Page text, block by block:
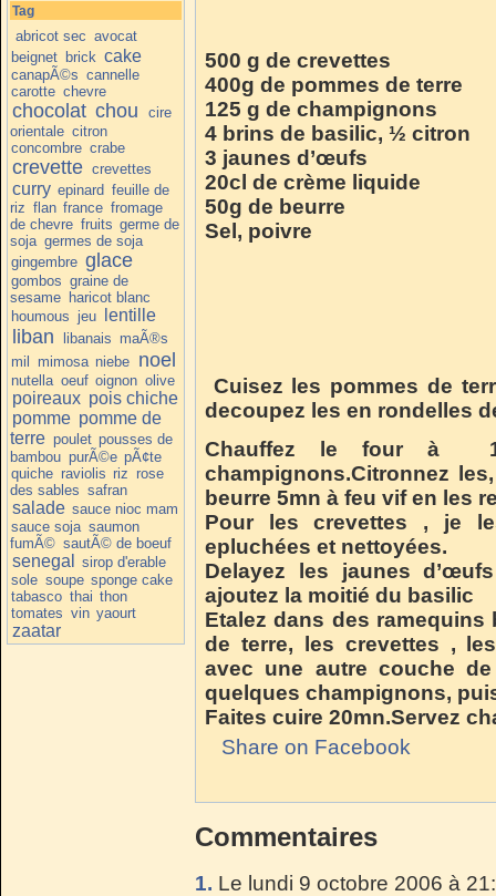
Tag
abricot sec avocat
beignet brick cake
canapÃ©s cannelle
carotte chevre
chocolat chou
cire
orientale citron
concombre crabe
crevette crevettes
curry epinard feuille de
riz flan france fromage
de chevre fruits germe de
soja germes de soja
gingembre glace
gombos graine de
sesame haricot blanc
houmous jeu lentille
liban libanais maÃ®s
mil mimosa niebe noel
nutella oeuf oignon olive
poireaux pois chiche
pomme pomme de
terre poulet pousses de
bambou purÃ©e pÃ¢te
quiche raviolis riz rose
des sables safran
salade sauce nioc mam
sauce soja saumon
fumÃ© sautÃ© de boeuf
senegal
sirop d'erable
sole soupe sponge cake
tabasco thai thon
tomates vin yaourt
zaatar
500 g de crevettes
400g de pommes de terre
125 g de champignons
4 brins de basilic, ½ citron
3 jaunes d’œufs
20cl de crème liquide
50g de beurre
Sel, poivre
Cuisez les pommes de
decoupez les en rondelles
Chauffez le four à
champignons.Citronnez
beurre 5mn à feu vif en les
Pour les crevettes , je
epluchées et nettoyées.
Delayez les jaunes
ajoutez la moitié du basilic
Etalez dans des
de terre, les crevettes ,
avec une autre couche
quelques champignons,
Faites cuire 20mn.Servez
Share on Facebook
Commentaires
1. Le lundi 9 octobre 2006 à